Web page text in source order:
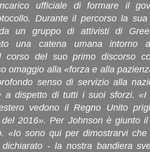
ufficiale di formare il
Durante il percorso la
un gruppo di attivisti di
una catena umana intorno
corso del suo primo discorso
omaggio alla «forza e alla
senso di servizio alla
a dispetto di tutti i suoi sforzi. «I
vedono il Regno Unito
2016». Per Johnson è giunto
«Io sono qui per dimostrarvi
- la nostra bandiera